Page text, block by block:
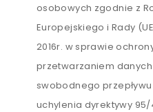
osobowych zgodnie z
Europejskiego i Rady
2016r. w sprawie
przetwarzaniem
swobodnego
uchylenia dyrektywy 95/